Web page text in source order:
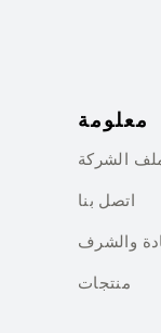
معلومة
الشركة
اتصل بنا
والشرف
منتجات